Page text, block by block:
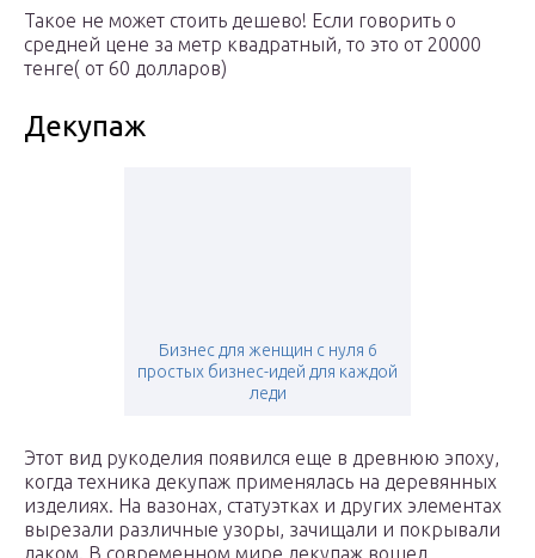
Такое не может стоить дешево! Если говорить о
средней цене за метр квадратный, то это от 20000
тенге( от 60 долларов)
Декупаж
Бизнес для женщин с нуля 6
простых бизнес-идей для каждой
леди
Этот вид рукоделия появился еще в древнюю эпоху,
когда техника декупаж применялась на деревянных
изделиях. На вазонах, статуэтках и других элементах
вырезали различные узоры, зачищали и покрывали
лаком. В современном мире декупаж вошел